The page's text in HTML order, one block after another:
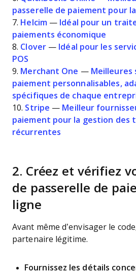
passerelle de paiement pour
7. Helcim — Idéal pour un
paiements économique
8. Clover — Idéal pour les
POS
9. Merchant One — Meilleures
paiement personnalisables,
spécifiques de chaque
10. Stripe — Meilleur
paiement pour la gestion des
récurrentes
2. Créez et vérifiez
de passerelle de
ligne
Avant même d’envisager le
partenaire légitime.
Fournissez les détails